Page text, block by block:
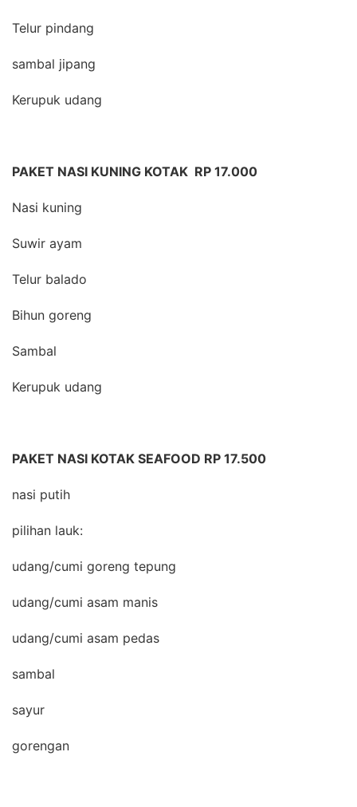
Telur pindang
sambal jipang
Kerupuk udang
PAKET NASI KUNING KOTAK RP 17.000
Nasi kuning
Suwir ayam
Telur balado
Bihun goreng
Sambal
Kerupuk udang
PAKET NASI KOTAK SEAFOOD RP 17.500
nasi putih
pilihan lauk:
udang/cumi goreng tepung
udang/cumi asam manis
udang/cumi asam pedas
sambal
sayur
gorengan